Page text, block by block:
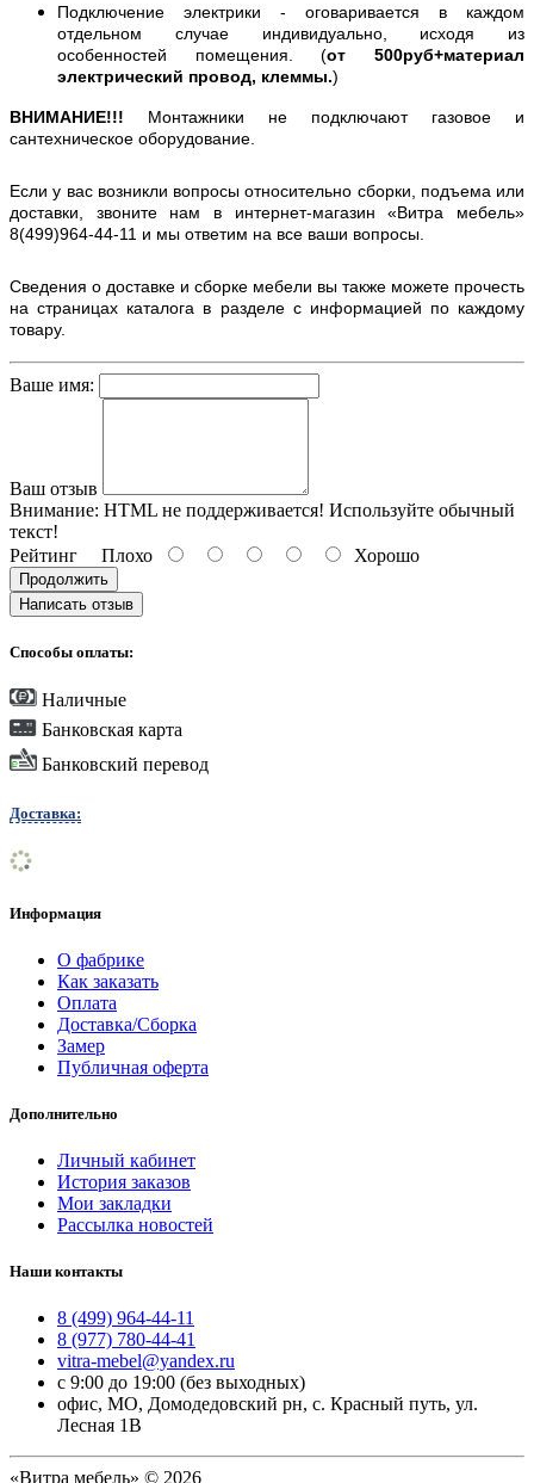
Подключение электрики - оговаривается в каждом
отдельном случае индивидуально, исходя из
особенностей помещения. (от 500руб+материал
электрический провод, клеммы.)
ВНИМАНИЕ!!! Монтажники не подключают газовое и
сантехническое оборудование.
Если у вас возникли вопросы относительно сборки, подъема или
доставки, звоните нам в интернет-магазин «Витра мебель»
8(499)964-44-11 и мы ответим на все ваши вопросы.
Сведения о доставке и сборке мебели вы также можете прочесть
на страницах каталога в разделе с информацией по каждому
товару.
Ваше имя:
Ваш отзыв
Внимание: HTML не поддерживается! Используйте обычный
текст!
Рейтинг Плохо Хорошо
Продолжить
Написать отзыв
Способы оплаты:
Наличные
Банковская карта
Банковский перевод
Доставка:
Информация
О фабрике
Как заказать
Оплата
Доставка/Сборка
Замер
Публичная оферта
Дополнительно
Личный кабинет
История заказов
Мои закладки
Рассылка новостей
Наши контакты
8 (499) 964-44-11
8 (977) 780-44-41
vitra-mebel@yandex.ru
с 9:00 до 19:00 (без выходных)
офис, МО, Домодедовский рн, с. Красный путь, ул.
Лесная 1В
«Витра мебель» © 2026